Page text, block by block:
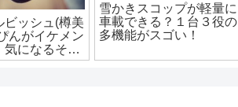
飲むのに豆は
ム必要？オス
ラム！
松本まりかが出演するド
ラマ2021年！今までとは
違った姿が見れるか